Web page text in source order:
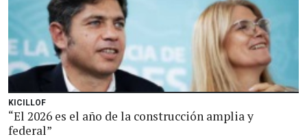
KICILLOF
“El 2026 es el año de la construcción amplia y
federal”